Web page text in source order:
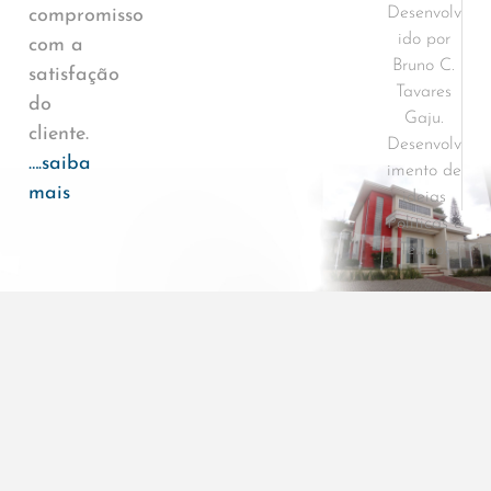
compromisso
com a
satisfação
do
cliente.
….saiba
mais
Desenvolv
ido por
Bruno C.
Tavares
Gaju.
Desenvolv
imento de
ideias
Políticas e
Termos